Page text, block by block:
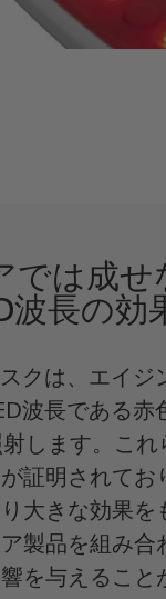
では成せ
波長の効
クは、エイ
波長である赤
射します。こ
証明されて
大きな効果を
製品を組み
を与えるこ